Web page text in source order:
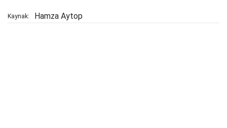
Kaynak: Hamza Aytop